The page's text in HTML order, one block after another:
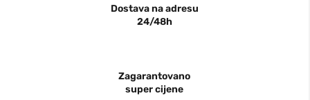
Dostava na adresu
24/48h
Zagarantovano
super cijene